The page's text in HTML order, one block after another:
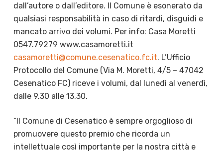
dall’autore o dall’editore. Il Comune è esonerato da
qualsiasi responsabilità in caso di ritardi, disguidi e
mancato arrivo dei volumi. Per info: Casa Moretti
0547.79279 www.casamoretti.it
casamoretti@comune.cesenatico.fc.it. L’Ufficio
Protocollo del Comune (Via M. Moretti, 4/5 – 47042
Cesenatico FC) riceve i volumi, dal lunedì al venerdì,
dalle 9.30 alle 13.30.
“Il Comune di Cesenatico è sempre orgoglioso di
promuovere questo premio che ricorda un
intellettuale così importante per la nostra città e